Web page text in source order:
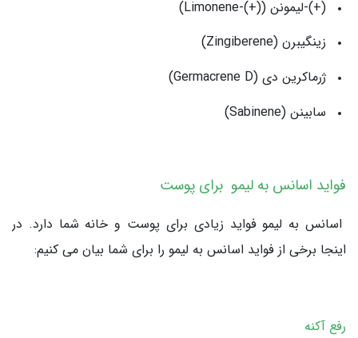
(+)-لیمونن ((+)-Limonene)
زینگیبرن (Zingiberene)
ژرماکرین دی (Germacrene D)
سابینن (Sabinene)
فواید اسانس به لیمو برای پوست
اسانس به لیمو فواید زیادی برای پوست و خانه شما دارد. در
اینجا برخی از فواید اسانس به لیمو را برای شما بیان می کنیم:
رفع آکنه